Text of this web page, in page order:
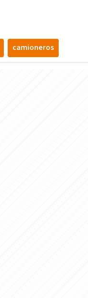
camioneros